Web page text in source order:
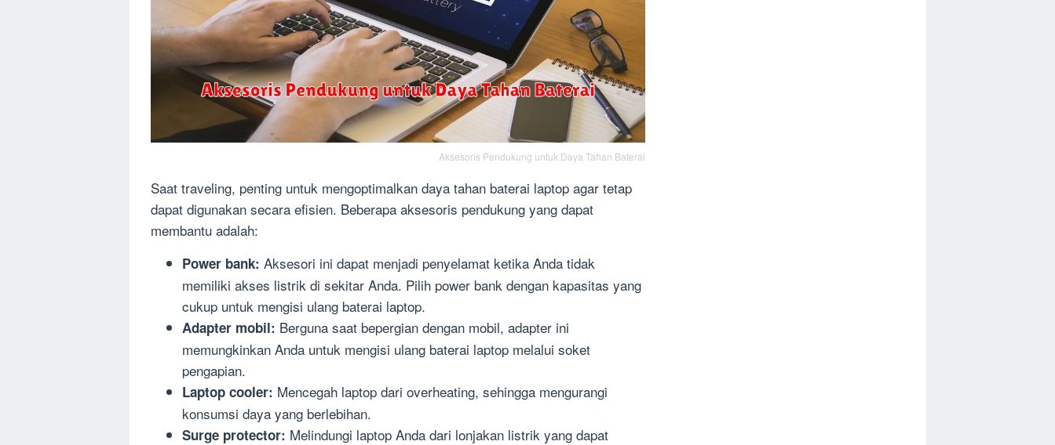
Aksesoris Pendukung untuk Daya Tahan Baterai
Saat traveling, penting untuk mengoptimalkan daya tahan baterai laptop agar tetap
dapat digunakan secara efisien. Beberapa aksesoris pendukung yang dapat
membantu adalah:
Power bank: Aksesori ini dapat menjadi penyelamat ketika Anda tidak
memiliki akses listrik di sekitar Anda. Pilih power bank dengan kapasitas yang
cukup untuk mengisi ulang baterai laptop.
Adapter mobil: Berguna saat bepergian dengan mobil, adapter ini
memungkinkan Anda untuk mengisi ulang baterai laptop melalui soket
pengapian.
Laptop cooler: Mencegah laptop dari overheating, sehingga mengurangi
konsumsi daya yang berlebihan.
Surge protector: Melindungi laptop Anda dari lonjakan listrik yang dapat